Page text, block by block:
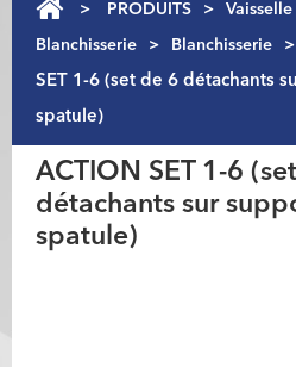
> PRODUITS > Vaisselle
Blanchisserie > Blanchisserie >
SET 1-6 (set de 6 détachants
spatule)
ACTION SET 1-6
détachants sur
spatule)